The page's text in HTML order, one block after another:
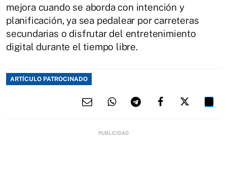
mejora cuando se aborda con intención y
planificación, ya sea pedalear por carreteras
secundarias o disfrutar del entretenimiento
digital durante el tiempo libre.
ARTÍCULO PATROCINADO